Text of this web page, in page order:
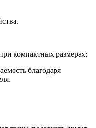
компактных размерах;
благодаря